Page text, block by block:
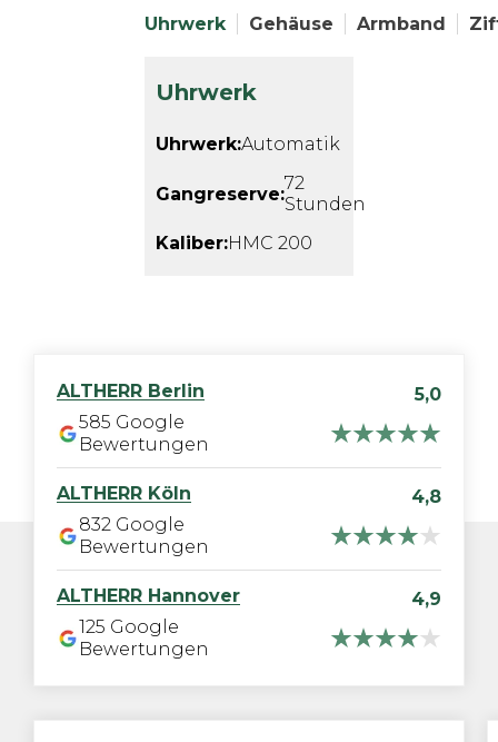
Uhrwerk Gehäuse Armband
Uhrwerk
Uhrwerk:Automatik
Gangreserve:72
Stunden
Kaliber:HMC 200
ALTHERR Berlin
5,0
585 Google
Bewertungen
ALTHERR Köln
4,8
832 Google
Bewertungen
ALTHERR Hannover
4,9
125 Google
Bewertungen